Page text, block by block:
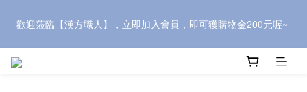
歡迎蒞臨【漢方職人】，立即加入會員，即可獲購物金200元喔~
歡迎蒞臨【漢方職人】，立即加入會員，即可獲購物金200元喔~
推薦新會員，可獲500元購物金，快到會員中心頁面複製「會員推